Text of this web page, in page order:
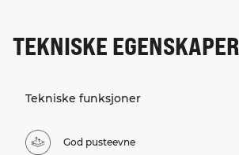
TEKNISKE EGENSKAPER
Tekniske funksjoner
God pusteevne